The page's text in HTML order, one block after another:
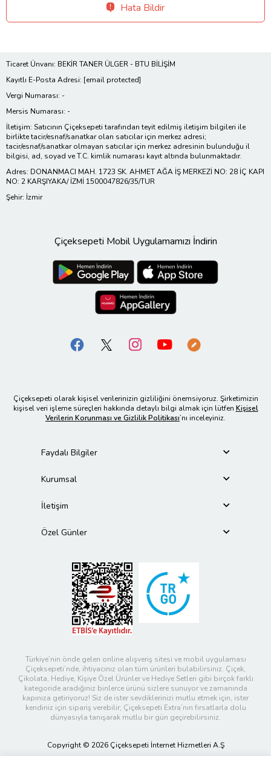
Hata Bildir
Ticaret Ünvanı: BEKİR TANER ÜLGER - BTU BİLİŞİM
Kayıtlı E-Posta Adresi: [email protected]
Vergi Numarası: -
Mersis Numarası: -
İletişim: Satıcının Çiçeksepeti tarafından teyit edilmiş iletişim bilgileri ile
birlikte tacir/esnaf/sanatkar olan satıcılar için merkez adresi;
tacir/esnaf/sanatkar olmayan satıcılar için merkez adresinin bulunduğu il
bilgisi, ad, soyad ve T.C. kimlik numarası kayıt altında bulunmaktadır.
Adres: DONANMACI MAH. 1723 SK. AHMET AĞA İŞ MERKEZİ NO: 28 İÇ KAPI
NO: 2 KARŞIYAKA/ İZMİ 1500047826/35/TUR
Şehir: İzmir
Çiçeksepeti Mobil Uygulamamızı İndirin
Çiçeksepeti olarak kişisel verilerinizin gizliliğini önemsiyoruz. Şirketimizin
kişisel veri işleme süreçleri hakkında detaylı bilgi almak için lütfen Kişisel
Verilerin Korunması ve Gizlilik Politikası’nı inceleyiniz.
Faydalı Bilgiler
Kurumsal
İletişim
Özel Günler
Türkiye’nin önde gelen online alışveriş sitesi ve mobil uygulaması
Çiçeksepeti’nde, ihtiyacınız olan tüm ürünleri bulabilirsiniz. Çiçek,
Çikolata, Hediye, Kişiye Özel Ürünler ve Hediye Setleri gibi birçok farklı
kategoride aradığınız binlerce ürünü sizlere sunuyor ve zamanında
kapınıza getiriyoruz! Siz de ister sevdiklerinizi mutlu etmek için, ister
kendiniz için sipariş verebilir; Çiçeksepeti Extra’nın fırsatlarla dolu
dünyasıyla tanışarak mutlu bir gün geçirebilirsiniz.
Copyright © 2026 Çiçeksepeti İnternet Hizmetleri A.Ş